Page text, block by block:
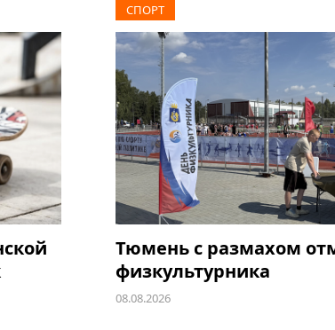
СПОРТ
Тюмень с размахом
физкультурника
08.08.2026